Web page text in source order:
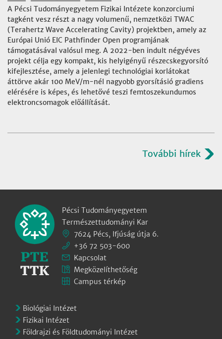
A Pécsi Tudományegyetem Fizikai Intézete konzorciumi
tagként vesz részt a nagy volumenű, nemzetközi TWAC
(Terahertz Wave Accelerating Cavity) projektben, amely az
Európai Unió EIC Pathfinder Open programjának
támogatásával valósul meg. A 2022-ben indult négyéves
projekt célja egy kompakt, kis helyigényű részecskegyorsító
kifejlesztése, amely a jelenlegi technológiai korlátokat
áttörve akár 100 MeV/m-nél nagyobb gyorsításió gradiens
elérésére is képes, és lehetővé teszi femtoszekundumos
elektroncsomagok előállítását.
További hírek
Pécsi Tudományegyetem
Természettudományi Kar
7624 Pécs, Ifjúság útja 6.
+36 72 503-600
Kapcsolat
Megközelíthetőség
Campus térkép
Biológiai Intézet
Fizikai Intézet
Földrajzi és Földtudományi Intézet